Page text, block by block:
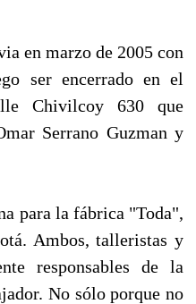
en marzo de 2005 con
ser encerrado en el
Chivilcoy 630 que
Serrano Guzman y
para la fábrica "Toda",
Ambos, talleristas y
responsables de la
No sólo porque no